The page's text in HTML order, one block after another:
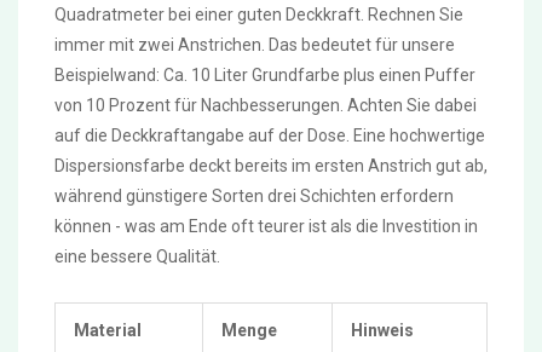
Quadratmeter bei einer guten Deckkraft. Rechnen Sie
immer mit zwei Anstrichen. Das bedeutet für unsere
Beispielwand: Ca. 10 Liter Grundfarbe plus einen Puffer
von 10 Prozent für Nachbesserungen. Achten Sie dabei
auf die Deckkraftangabe auf der Dose. Eine hochwertige
Dispersionsfarbe deckt bereits im ersten Anstrich gut ab,
während günstigere Sorten drei Schichten erfordern
können - was am Ende oft teurer ist als die Investition in
eine bessere Qualität.
Material Menge Hinweis